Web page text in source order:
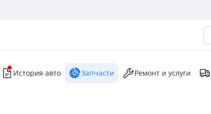
История авто Запчасти Ремонт и услуги